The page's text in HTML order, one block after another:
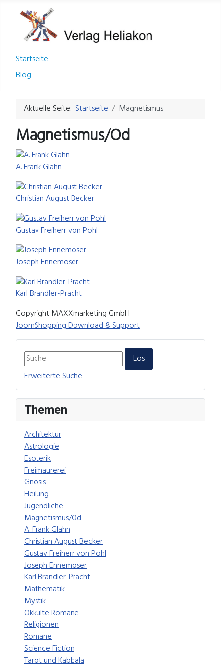
Startseite
Blog
Erweiterte Suche
Themen
Architektur
Astrologie
Esoterik
Freimaurerei
Gnosis
Heilung
Jugendliche
Magnetismus/Od
A. Frank Glahn
Christian August Becker
Gustav Freiherr von Pohl
Joseph Ennemoser
Karl Brandler-Pracht
Mathematik
Mystik
Okkulte Romane
Religionen
Romane
Science Fiction
Tarot und Kabbala
Aktuelle Seite: Startseite Magnetismus
Magnetismus/Od
A. Frank Glahn
Christian August Becker
Gustav Freiherr von Pohl
Joseph Ennemoser
Karl Brandler-Pracht
Copyright MAXXmarketing GmbH
JoomShopping Download & Support